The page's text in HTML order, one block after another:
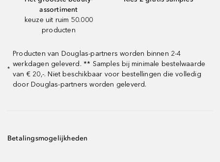
assortiment
keuze uit ruim 50.000
producten
*
Producten van Douglas-partners worden binnen 2-4
werkdagen geleverd. ** Samples bij minimale bestelwaarde
van € 20,-. Niet beschikbaar voor bestellingen die volledig
door Douglas-partners worden geleverd.
Betalingsmogelijkheden